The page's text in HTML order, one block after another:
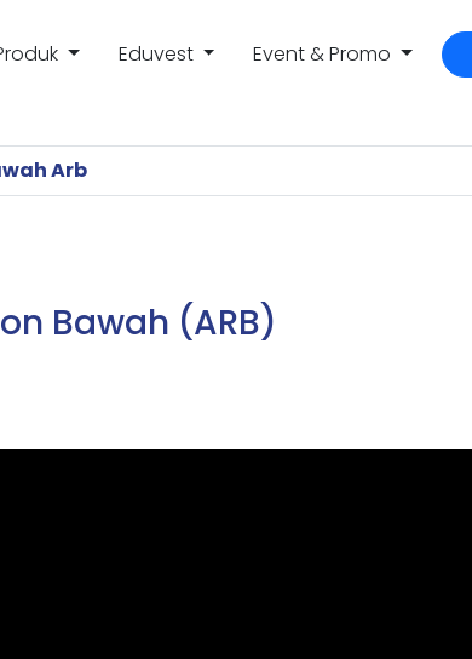
Eduvest Event & Promo
Arb
Bawah (ARB)